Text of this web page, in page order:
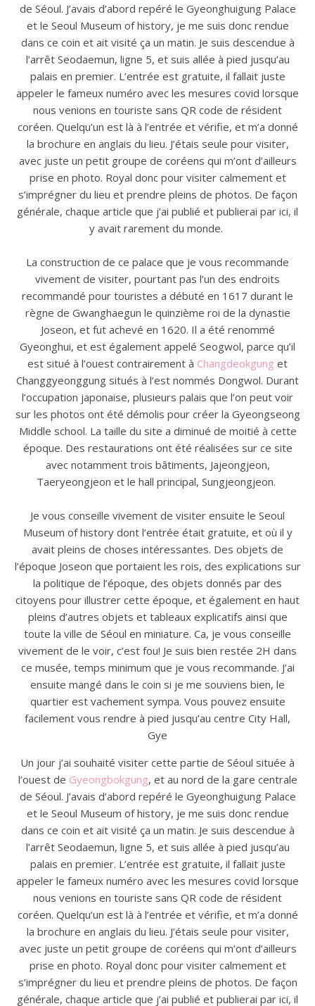
de Séoul. J’avais d’abord repéré le Gyeonghuigung Palace
et le Seoul Museum of history, je me suis donc rendue
dans ce coin et ait visité ça un matin. Je suis descendue à
l’arrêt Seodaemun, ligne 5, et suis allée à pied jusqu’au
palais en premier. L’entrée est gratuite, il fallait juste
appeler le fameux numéro avec les mesures covid lorsque
nous venions en touriste sans QR code de résident
coréen. Quelqu’un est là à l’entrée et vérifie, et m’a donné
la brochure en anglais du lieu. J’étais seule pour visiter,
avec juste un petit groupe de coréens qui m’ont d’ailleurs
prise en photo. Royal donc pour visiter calmement et
s’imprégner du lieu et prendre pleins de photos. De façon
générale, chaque article que j’ai publié et publierai par ici, il
y avait rarement du monde.
La construction de ce palace que je vous recommande
vivement de visiter, pourtant pas l’un des endroits
recommandé pour touristes a débuté en 1617 durant le
règne de Gwanghaegun le quinzième roi de la dynastie
Joseon, et fut achevé en 1620. Il a été renommé
Gyeonghui, et est également appelé Seogwol, parce qu’il
est situé à l’ouest contrairement à Changdeokgung et
Changgyeonggung situés à l’est nommés Dongwol. Durant
l’occupation japonaise, plusieurs palais que l’on peut voir
sur les photos ont été démolis pour créer la Gyeongseong
Middle school. La taille du site a diminué de moitié à cette
époque. Des restaurations ont été réalisées sur ce site
avec notamment trois bâtiments, Jajeongjeon,
Taeryeongjeon et le hall principal, Sungjeongjeon.
Je vous conseille vivement de visiter ensuite le Seoul
Museum of history dont l’entrée était gratuite, et où il y
avait pleins de choses intéressantes. Des objets de
l’époque Joseon que portaient les rois, des explications sur
la politique de l’époque, des objets donnés par des
citoyens pour illustrer cette époque, et également en haut
pleins d’autres objets et tableaux explicatifs ainsi que
toute la ville de Séoul en miniature. Ca, je vous conseille
vivement de le voir, c’est fou! Je suis bien restée 2H dans
ce musée, temps minimum que je vous recommande. J’ai
ensuite mangé dans le coin si je me souviens bien, le
quartier est vachement sympa. Vous pouvez ensuite
facilement vous rendre à pied jusqu’au centre City Hall,
Gye
Un jour j’ai souhaité visiter cette partie de Séoul située à
l’ouest de Gyeongbokgung, et au nord de la gare centrale
de Séoul. J’avais d’abord repéré le Gyeonghuigung Palace
et le Seoul Museum of history, je me suis donc rendue
dans ce coin et ait visité ça un matin. Je suis descendue à
l’arrêt Seodaemun, ligne 5, et suis allée à pied jusqu’au
palais en premier. L’entrée est gratuite, il fallait juste
appeler le fameux numéro avec les mesures covid lorsque
nous venions en touriste sans QR code de résident
coréen. Quelqu’un est là à l’entrée et vérifie, et m’a donné
la brochure en anglais du lieu. J’étais seule pour visiter,
avec juste un petit groupe de coréens qui m’ont d’ailleurs
prise en photo. Royal donc pour visiter calmement et
s’imprégner du lieu et prendre pleins de photos. De façon
générale, chaque article que j’ai publié et publierai par ici, il